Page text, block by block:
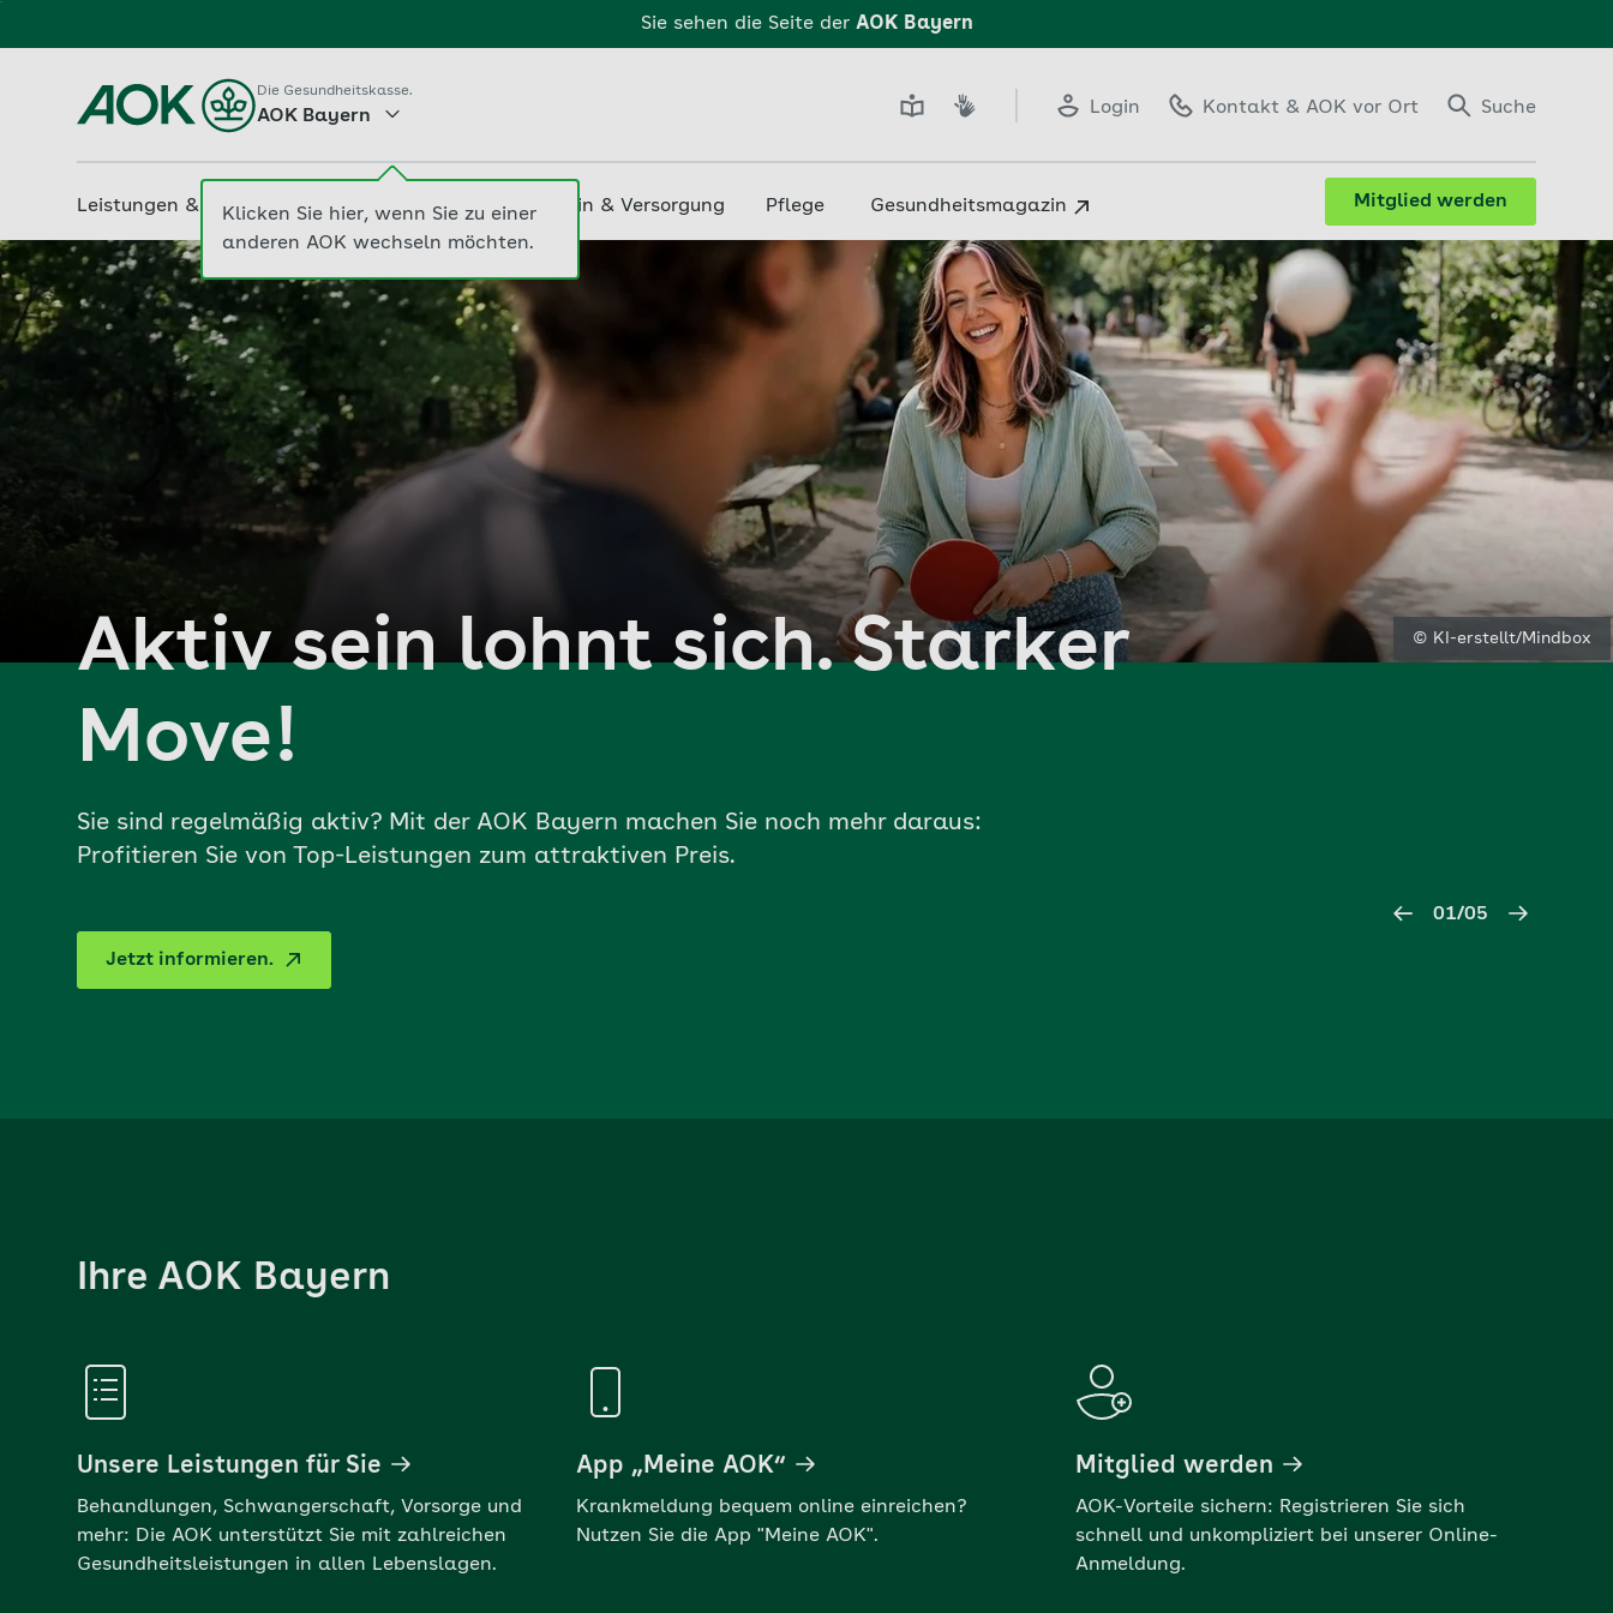
Leistungen & Services Beiträge & Tarife Medizin & Versorgung Pflege Gesundheitsmagazin
AOK Bayern | AOK. Die Gesundheitskasse.
© KI-erstellt/Mindbox
Aktiv sein lohnt sich. Starker
Move!
Sie sind regelmäßig aktiv? Mit der AOK Bayern machen Sie noch mehr daraus:
Profitieren Sie von Top-Leistungen zum attraktiven Preis.
Jetzt informieren.
01/05
Ihre AOK Bayern
Unsere Leistungen für Sie
Behandlungen, Schwangerschaft, Vorsorge und
mehr: Die AOK unterstützt Sie mit zahlreichen
Gesundheitsleistungen in allen Lebenslagen.
App „Meine AOK“
Krankmeldung bequem online einreichen?
Nutzen Sie die App "Meine AOK".
Mitglied werden
AOK-Vorteile sichern: Registrieren Sie sich
schnell und unkompliziert bei unserer Online-
Anmeldung.